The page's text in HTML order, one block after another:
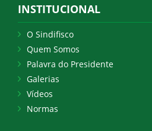
INSTITUCIONAL
O Sindifisco
Quem Somos
Palavra do Presidente
Galerias
Vídeos
Normas